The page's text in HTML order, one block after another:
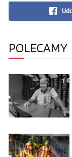
POLECAMY